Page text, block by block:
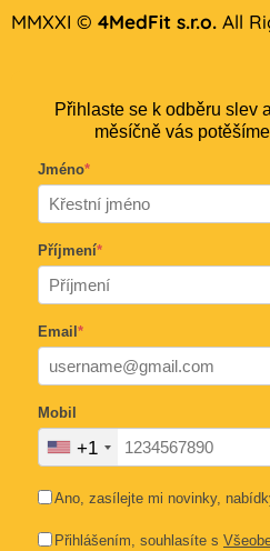
MMXXI © 4MedFit s.r.o. All
Přihlaste se k odběru slev
měsíčně vás
Jméno*
Příjmení*
Email *
Mobil
+1
Ano, zasílejte mi novinky,
Přihlášením, souhlasíte s